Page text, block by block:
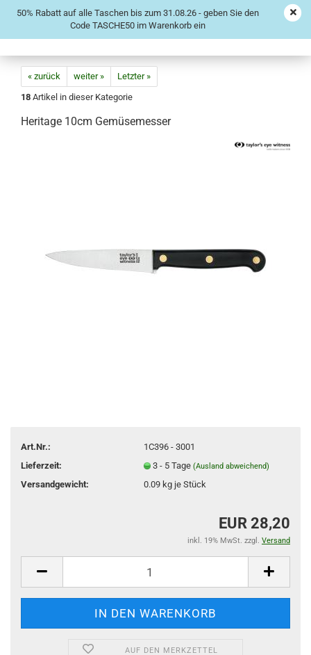
50% Rabatt auf alle Taschen bis zum 31.08.26 - geben Sie den
Code TASCHE50 im Warenkorb ein
« zurück weiter »
Letzter »
18 Artikel in dieser Kategorie
Heritage 10cm Gemüsemesser
Art.Nr.:
1C396 - 3001
Lieferzeit:
3 - 5 Tage (Ausland abweichend)
Versandgewicht: 0.09kg je Stück
EUR 28,20
inkl. 19% MwSt. zzgl. Versand
AUF DEN MERKZETTEL